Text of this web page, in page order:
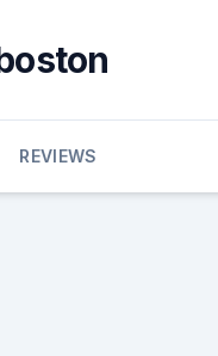
REVIEWS